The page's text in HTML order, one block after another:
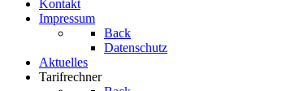
Kontakt
Impressum
Back
Datenschutz
Aktuelles
Tarifrechner